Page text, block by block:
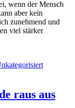
wenn der Mensch
aber kein
zunehmend und
viel stärker
raus aus